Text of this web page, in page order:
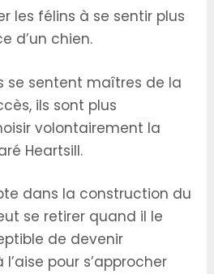
les félins à se sentir plus
d’un chien.
se sentent maîtres de la
ils sont plus
volontairement la
Heartsill.
dans la construction du
se retirer quand il le
de devenir
pour s’approcher